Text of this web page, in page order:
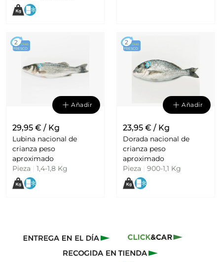
2 DÍAS
FRESCO
Añadir
29,95 € / Kg
Lubina nacional de
crianza peso
aproximado
Pieza
1,4-1,8 Kg
2 DÍAS
FRESCO
Añadir
23,95 € / Kg
Dorada nacional de
crianza peso
aproximado
Pieza
900-1,1 Kg